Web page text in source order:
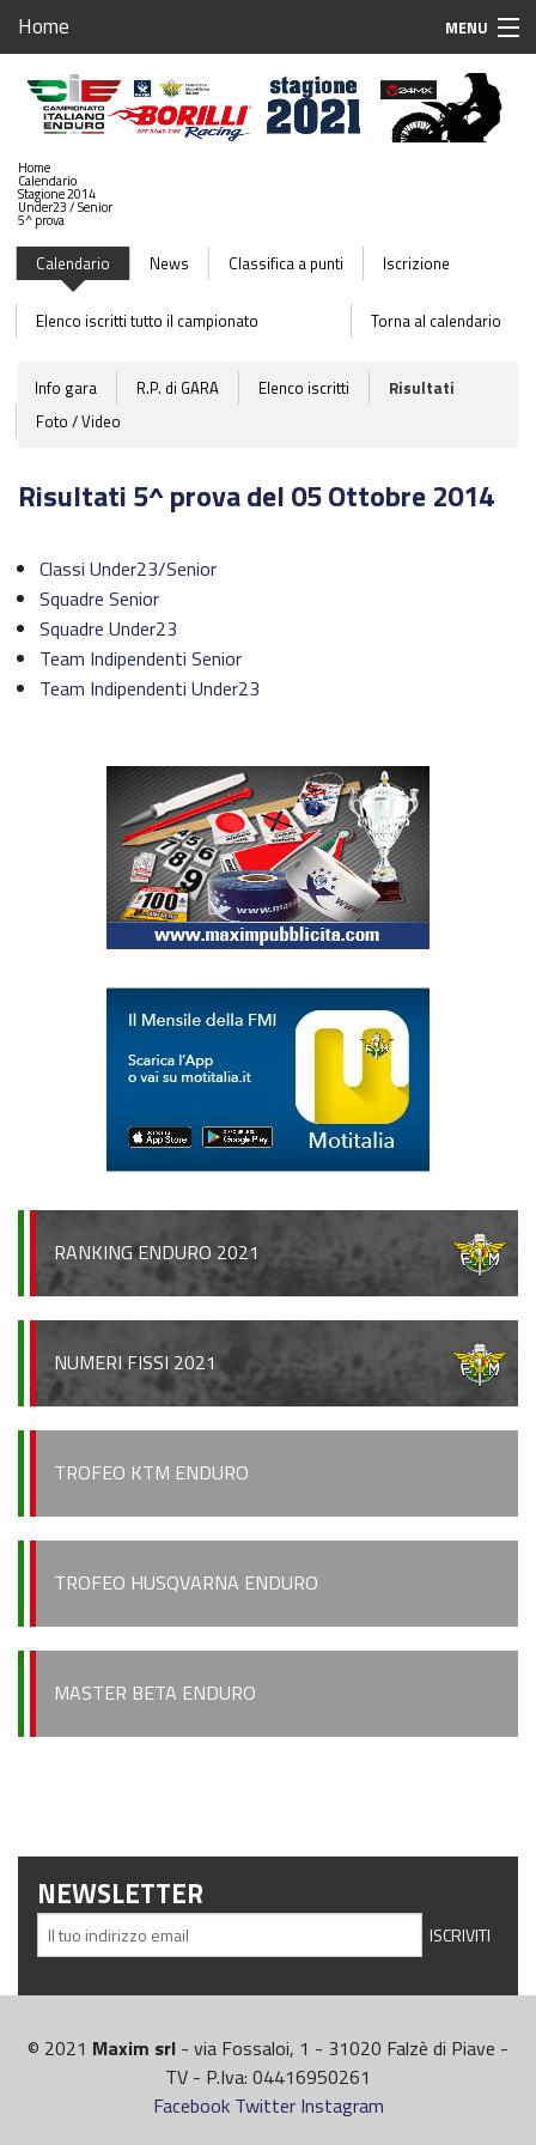
Home MENU
Home
Iscrizioni Gare
Calendario 2021
Sponsor
Team Associati
Breaking News
X-CUP Motocross Marketing – Galfer
Trofeo Eleveit
Challenge Husqvarna Under23/Senior Enduro
Europeo Enduro
Mondiale Enduro
Regionale Enduro
Notizie sportive
Informazioni e comunicati
Home
Calendario
Stagione 2014
Under23 / Senior
5^ prova
Calendario News Classifica a punti Iscrizione
Elenco iscritti tutto il campionato Torna al calendario
Info gara R.P. di GARA Elenco iscritti
Risultati
Foto / Video
Risultati 5^ prova del 05 Ottobre 2014
Classi Under23/Senior
Squadre Senior
Squadre Under23
Team Indipendenti Senior
Team Indipendenti Under23
RANKING ENDURO 2021
NUMERI FISSI 2021
TROFEO KTM ENDURO
TROFEO HUSQVARNA ENDURO
MASTER BETA ENDURO
NEWSLETTER
© 2021 Maxim srl - via Fossaloi, 1 - 31020 Falzè di Piave -
TV - P.Iva: 04416950261
Facebook Twitter Instagram